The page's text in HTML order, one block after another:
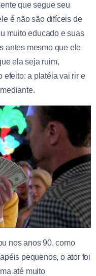
que segue seu
é não são difíceis de
muito educado e suas
antes mesmo que ele
ela seja ruim,
efeito: a platéia vai rir e
nos anos 90, como
pequenos, o ator foi
até muito